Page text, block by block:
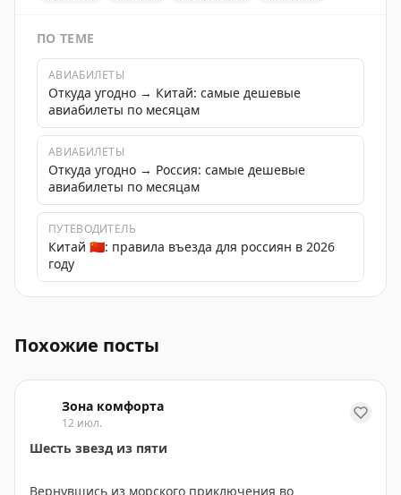
ПО ТЕМЕ
АВИАБИЛЕТЫ
Откуда угодно → Китай: самые дешевые
авиабилеты по месяцам
АВИАБИЛЕТЫ
Откуда угодно → Россия: самые дешевые
авиабилеты по месяцам
ПУТЕВОДИТЕЛЬ
Китай 🇨🇳: правила въезда для россиян в 2026
году
Похожие посты
Зона комфорта
12 июл.
Шесть звезд из пяти
Вернувшись из морского приключения во